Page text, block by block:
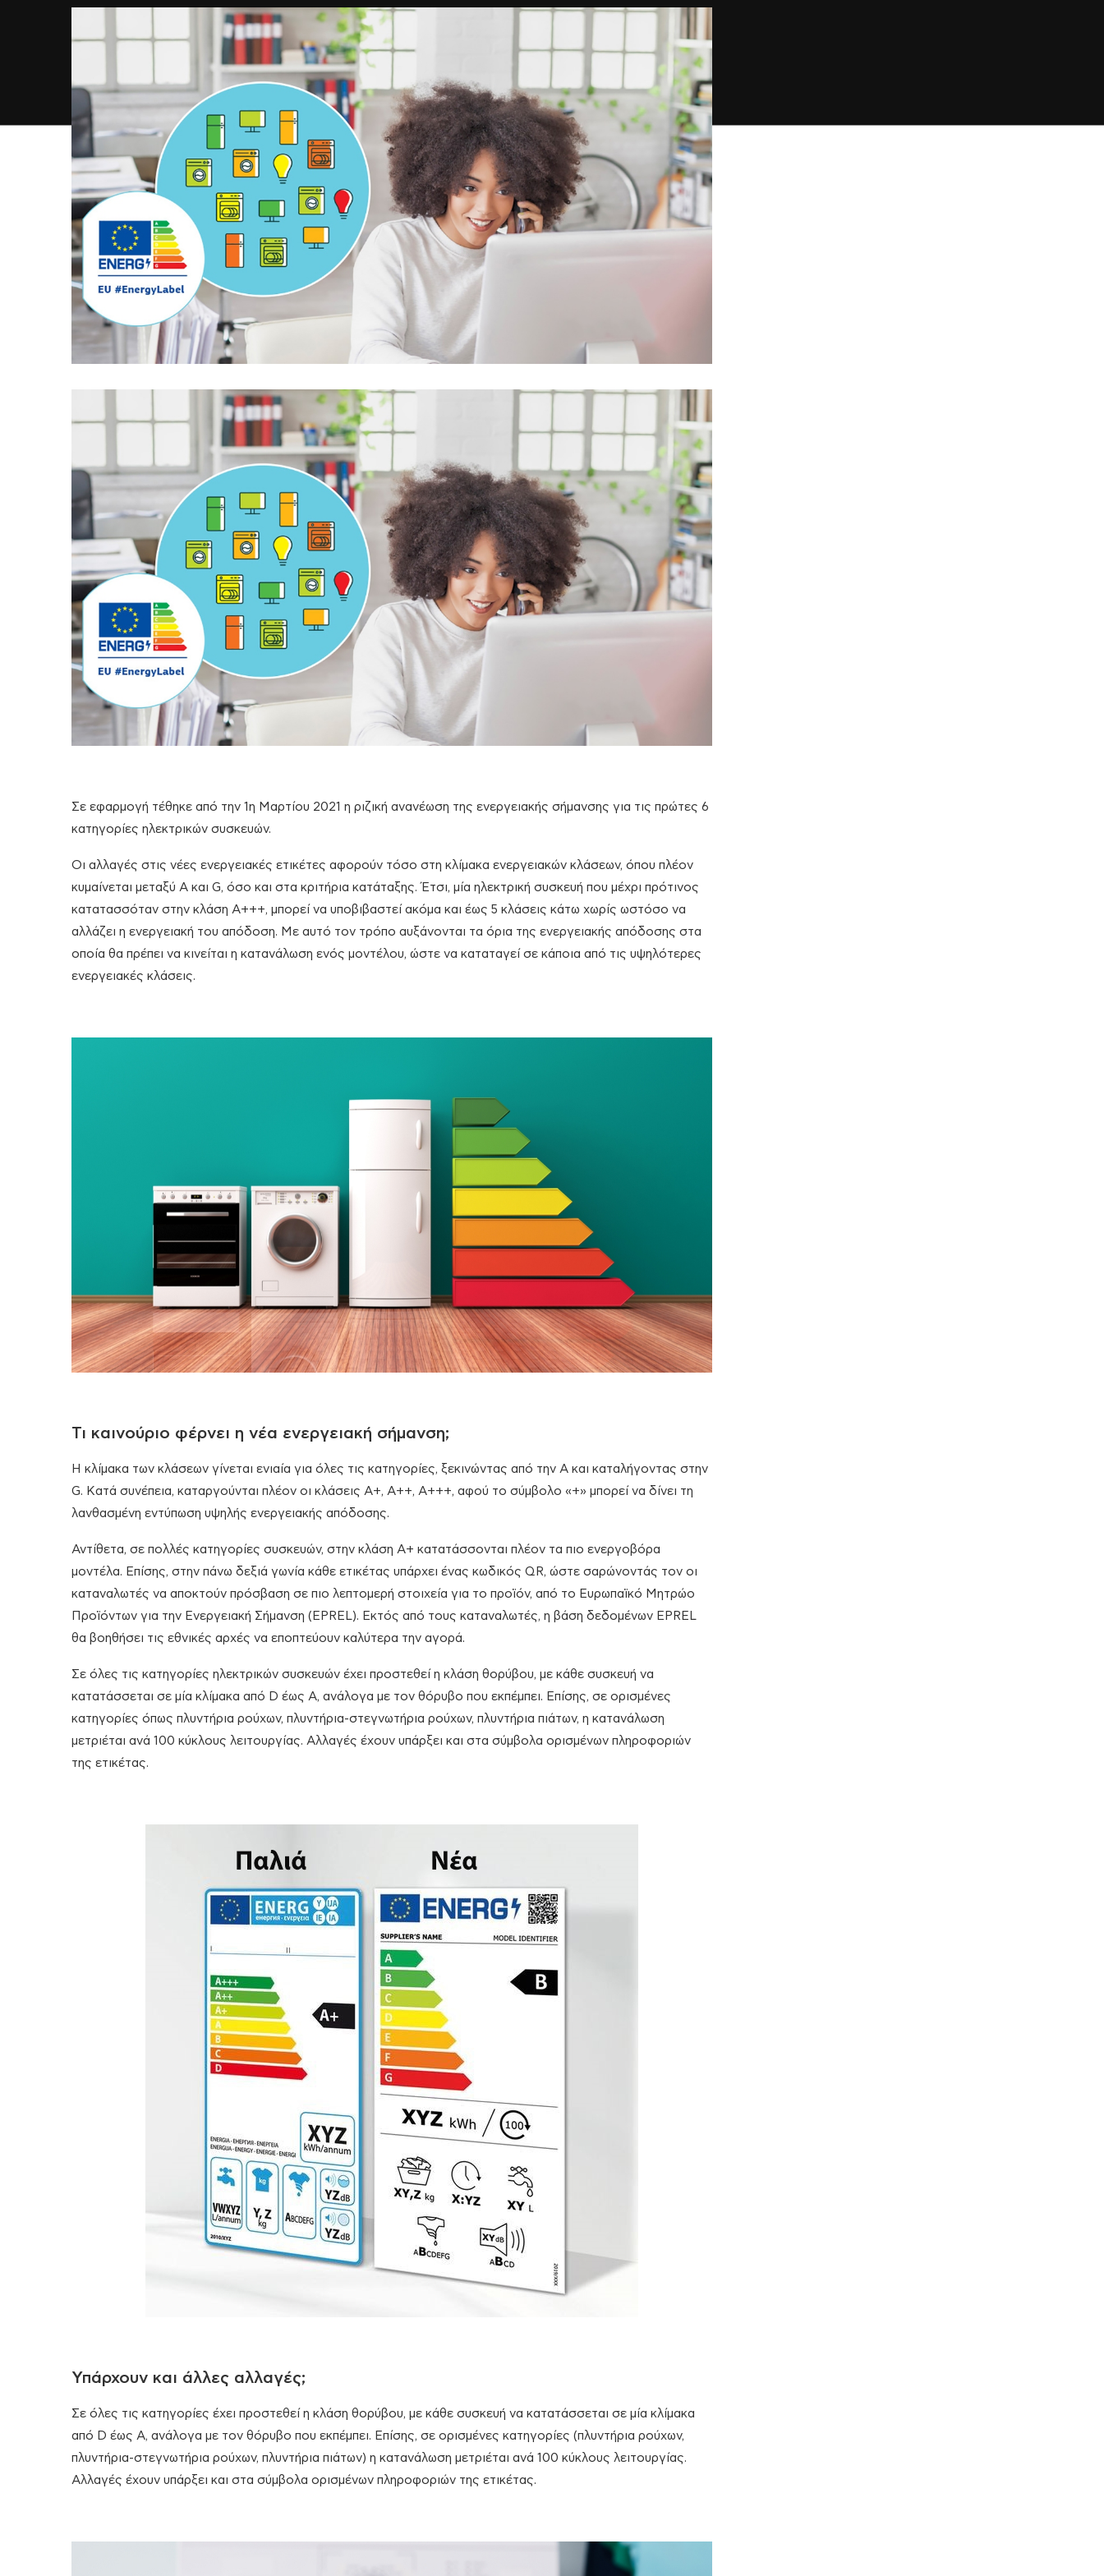
Σε εφαρμογή τέθηκε από την 1η Μαρτίου 2021 η ριζική ανανέωση της ενεργειακής σήμανσης για τις πρώτες 6
κατηγορίες ηλεκτρικών συσκευών.
Οι αλλαγές στις νέες ενεργειακές ετικέτες αφορούν τόσο στη κλίμακα ενεργειακών κλάσεων, όπου πλέον
κυμαίνεται μεταξύ Α και G, όσο και στα κριτήρια κατάταξης. Έτσι, μία ηλεκτρική συσκευή που μέχρι πρότινος
κατατασσόταν στην κλάση Α+++, μπορεί να υποβιβαστεί ακόμα και έως 5 κλάσεις κάτω χωρίς ωστόσο να
αλλάζει η ενεργειακή του απόδοση. Με αυτό τον τρόπο αυξάνονται τα όρια της ενεργειακής απόδοσης στα
οποία θα πρέπει να κινείται η κατανάλωση ενός μοντέλου, ώστε να καταταγεί σε κάποια από τις υψηλότερες
ενεργειακές κλάσεις.
Τι καινούριο φέρνει η νέα ενεργειακή σήμανση;
Η κλίμακα των κλάσεων γίνεται ενιαία για όλες τις κατηγορίες, ξεκινώντας από την Α και καταλήγοντας στην
G. Κατά συνέπεια, καταργούνται πλέον οι κλάσεις Α+, Α++, Α+++, αφού το σύμβολο «+» μπορεί να δίνει τη
λανθασμένη εντύπωση υψηλής ενεργειακής απόδοσης.
Αντίθετα, σε πολλές κατηγορίες συσκευών, στην κλάση Α+ κατατάσσονται πλέον τα πιο ενεργοβόρα
μοντέλα. Επίσης, στην πάνω δεξιά γωνία κάθε ετικέτας υπάρχει ένας κωδικός QR, ώστε σαρώνοντάς τον οι
καταναλωτές να αποκτούν πρόσβαση σε πιο λεπτομερή στοιχεία για το προϊόν, από το Ευρωπαϊκό Μητρώο
Προϊόντων για την Ενεργειακή Σήμανση (EPREL). Εκτός από τους καταναλωτές, η βάση δεδομένων EPREL
θα βοηθήσει τις εθνικές αρχές να εποπτεύουν καλύτερα την αγορά.
Σε όλες τις κατηγορίες ηλεκτρικών συσκευών έχει προστεθεί η κλάση θορύβου, με κάθε συσκευή να
κατατάσσεται σε μία κλίμακα από D έως Α, ανάλογα με τον θόρυβο που εκπέμπει. Επίσης, σε ορισμένες
κατηγορίες όπως πλυντήρια ρούχων, πλυντήρια-στεγνωτήρια ρούχων, πλυντήρια πιάτων, η κατανάλωση
μετριέται ανά 100 κύκλους λειτουργίας. Αλλαγές έχουν υπάρξει και στα σύμβολα ορισμένων πληροφοριών
της ετικέτας.
Υπάρχουν και άλλες αλλαγές;
Σε όλες τις κατηγορίες έχει προστεθεί η κλάση θορύβου, με κάθε συσκευή να κατατάσσεται σε μία κλίμακα
από D έως Α, ανάλογα με τον θόρυβο που εκπέμπει. Επίσης, σε ορισμένες κατηγορίες (πλυντήρια ρούχων,
πλυντήρια-στεγνωτήρια ρούχων, πλυντήρια πιάτων) η κατανάλωση μετριέται ανά 100 κύκλους λειτουργίας.
Αλλαγές έχουν υπάρξει και στα σύμβολα ορισμένων πληροφοριών της ετικέτας.